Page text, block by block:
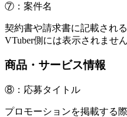
⑦：案件名
契約書や請求書に記載され
VTuber側には表示されませ
商品・サービス情報
⑧：応募タイトル
プロモーションを掲載する